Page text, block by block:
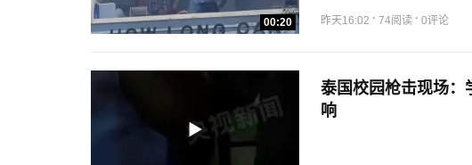
00:20 昨天16:02 · 74阅读 · 0评论
泰国校园枪击现场：
响